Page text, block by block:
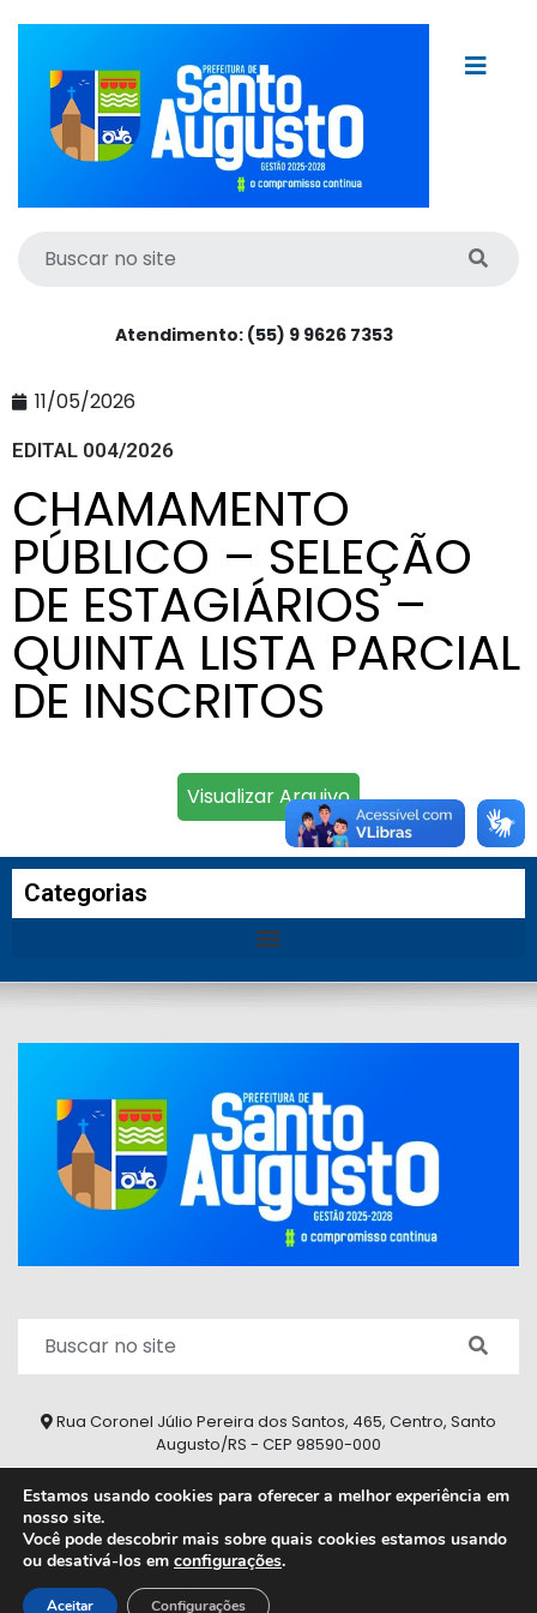
Atendimento: (55) 9 9626 7353
11/05/2026
EDITAL 004/2026
CHAMAMENTO
PÚBLICO – SELEÇÃO
DE ESTAGIÁRIOS –
QUINTA LISTA PARCIAL
DE INSCRITOS
Visualizar Arquivo
Categorias
Rua Coronel Júlio Pereira dos Santos, 465, Centro, Santo
Augusto/RS - CEP 98590-000
2026 © Todos os direitos reservados.
Estamos usando cookies para oferecer a melhor experiência em
nosso site.
Você pode descobrir mais sobre quais cookies estamos usando
ou desativá-los em configurações.
Aceitar Configurações